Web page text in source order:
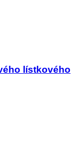
lístkového